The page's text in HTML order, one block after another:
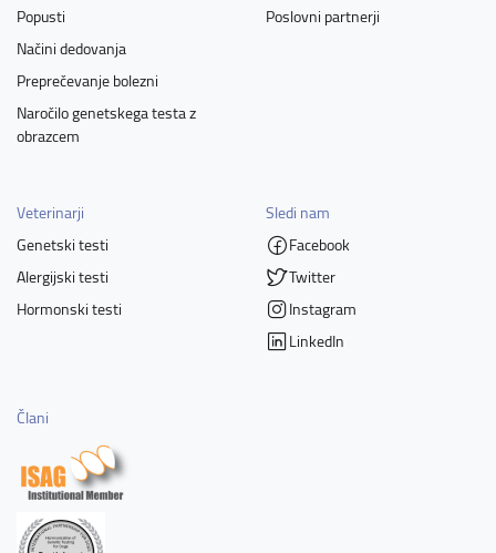
Popusti
Načini dedovanja
Preprečevanje bolezni
Naročilo genetskega testa z
obrazcem
Poslovni partnerji
Veterinarji
Genetski testi
Alergijski testi
Hormonski testi
Sledi nam
Facebook
Twitter
Instagram
LinkedIn
Člani